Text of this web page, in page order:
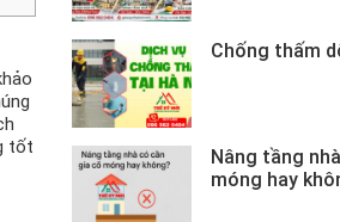
tốt
Chống thấm
Nâng tầng
móng hay